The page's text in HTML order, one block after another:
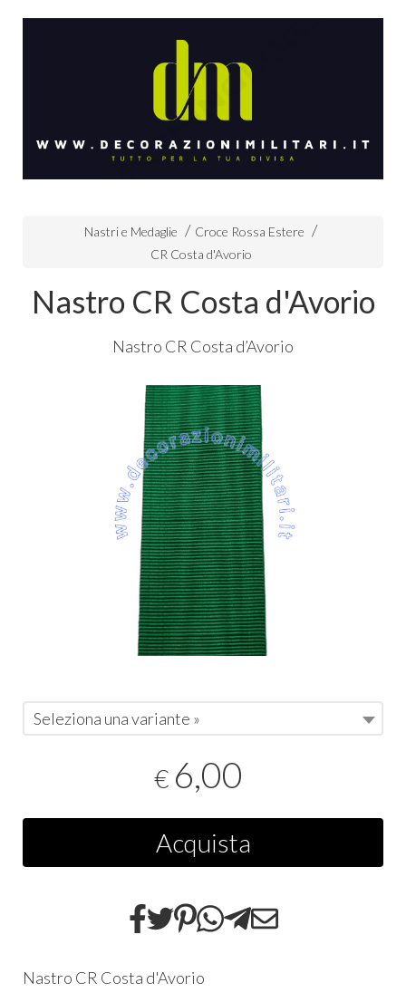
Nastri e Medaglie
Croce Rossa Estere
CR Costa d'Avorio
Nastro CR Costa d'Avorio
Nastro CR Costa d’Avorio
Seleziona una variante »
€ 6,00
Acquista
Nastro CR Costa d'Avorio